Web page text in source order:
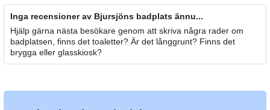
Inga recensioner av Bjursjöns badplats ännu...
Hjälp gärna nästa besökare genom att skriva några rader om
badplatsen, finns det toaletter? Är det långgrunt? Finns det
brygga eller glasskiosk?